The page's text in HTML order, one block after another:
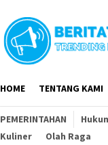
HOME TENTANG KAMI
PEMERINTAHAN
Kuliner
Olah Raga